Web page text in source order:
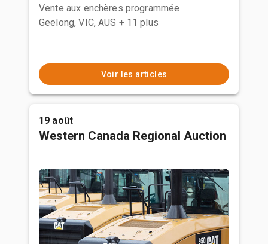
Vente aux enchères programmée
Geelong, VIC, AUS + 11 plus
Voir les articles
19 août
Western Canada Regional Auction